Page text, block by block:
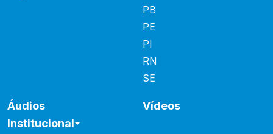
PB
PE
PI
RN
SE
Áudios
Vídeos
Institucional